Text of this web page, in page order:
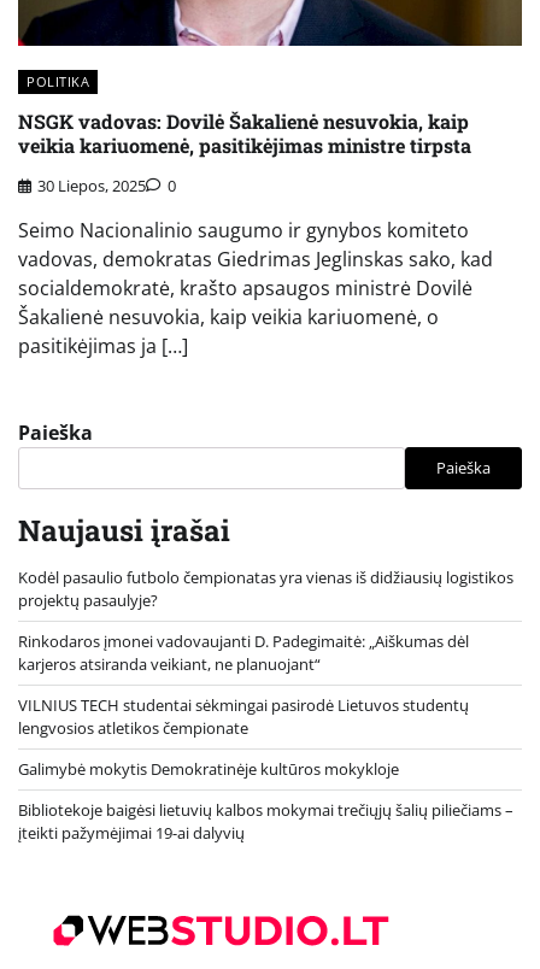
POLITIKA
NSGK vadovas: Dovilė Šakalienė nesuvokia, kaip
veikia kariuomenė, pasitikėjimas ministre tirpsta
30 Liepos, 2025 0
Seimo Nacionalinio saugumo ir gynybos komiteto
vadovas, demokratas Giedrimas Jeglinskas sako, kad
socialdemokratė, krašto apsaugos ministrė Dovilė
Šakalienė nesuvokia, kaip veikia kariuomenė, o
pasitikėjimas ja […]
Paieška
Paieška
Naujausi įrašai
Kodėl pasaulio futbolo čempionatas yra vienas iš didžiausių logistikos
projektų pasaulyje?
Rinkodaros įmonei vadovaujanti D. Padegimaitė: „Aiškumas dėl
karjeros atsiranda veikiant, ne planuojant“
VILNIUS TECH studentai sėkmingai pasirodė Lietuvos studentų
lengvosios atletikos čempionate
Galimybė mokytis Demokratinėje kultūros mokykloje
Bibliotekoje baigėsi lietuvių kalbos mokymai trečiųjų šalių piliečiams –
įteikti pažymėjimai 19-ai dalyvių